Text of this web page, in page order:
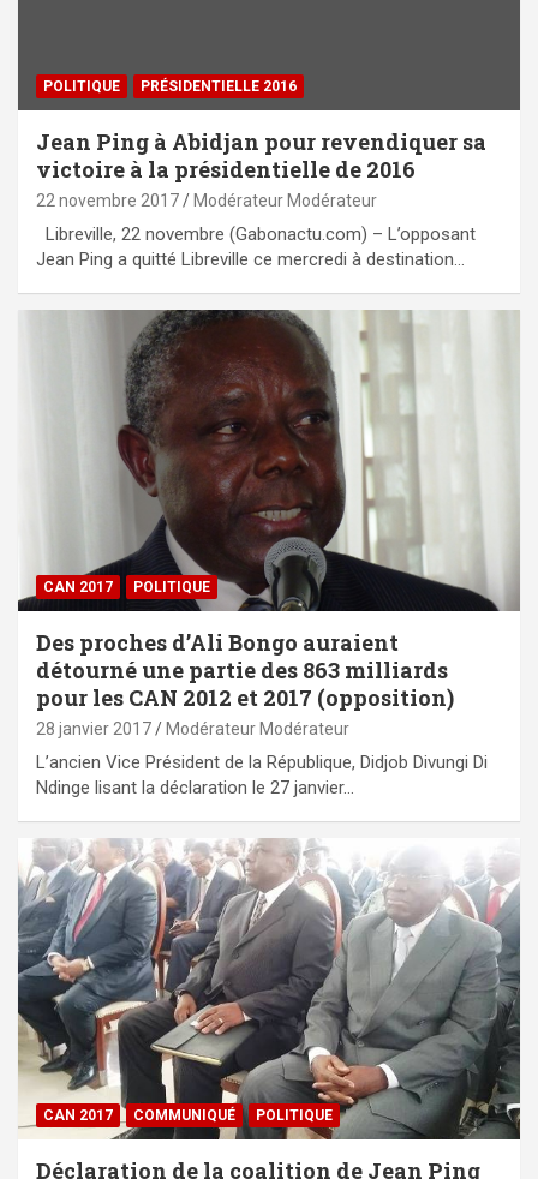
POLITIQUE PRÉSIDENTIELLE 2016
Jean Ping à Abidjan pour revendiquer sa
victoire à la présidentielle de 2016
22 novembre 2017 Modérateur Modérateur
Libreville, 22 novembre (Gabonactu.com) – L’opposant
Jean Ping a quitté Libreville ce mercredi à destination…
CAN 2017 POLITIQUE
Des proches d’Ali Bongo auraient
détourné une partie des 863 milliards
pour les CAN 2012 et 2017 (opposition)
28 janvier 2017 Modérateur Modérateur
L’ancien Vice Président de la République, Didjob Divungi Di
Ndinge lisant la déclaration le 27 janvier…
CAN 2017 COMMUNIQUÉ POLITIQUE
Déclaration de la coalition de Jean Ping